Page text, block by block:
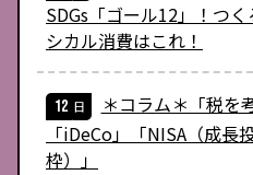
SDGs「ゴール12」！つ
シカル消費はこれ！
＊コラム＊「税を
「iDeCo」「NISA（成長
枠）」